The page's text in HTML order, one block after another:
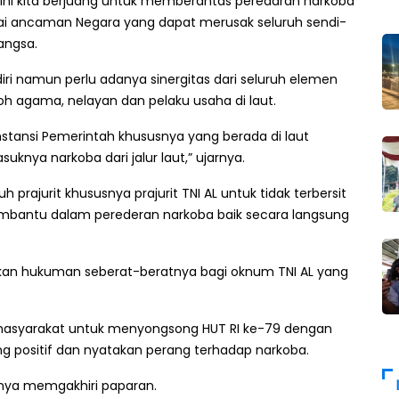
ancaman Negara yang dapat merusak seluruh sendi-
namun perlu adanya sinergitas dari seluruh elemen
agama, nelayan dan pelaku usaha di laut.
Pemerintah khususnya yang berada di laut
narkoba dari jalur laut,” ujarnya.
prajurit khususnya prajurit TNI AL untuk tidak terbersit
dalam perederan narkoba baik secara langsung
hukuman seberat-beratnya bagi oknum TNI AL yang
untuk menyongsong HUT RI ke-79 dengan
positif dan nyatakan perang terhadap narkoba.
memgakhiri paparan.